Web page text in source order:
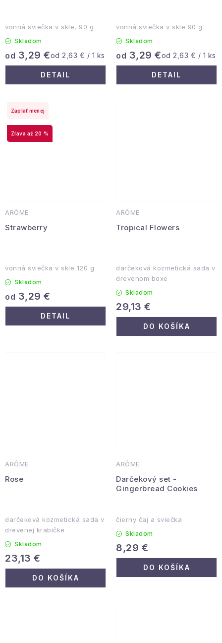
vonná sviečka v skle, 90 g
Skladom
od 3,29 €Jednotková
cena:
od 2,63 € / 1 ks
DETAIL
vonná sviečka v skle 90 g
Skladom
od 3,29 €Jednotková
cena:
od 2,63 € / 1 ks
DETAIL
ARÔME
Strawberry
až 20 %
Zaplať menej
vonná sviečka v skle 120 g
Skladom
od 3,29 €
DETAIL
ARÔME
Tropical Flowers
darčeková kozmetická sada v
drevenom boxe
Skladom
29,13 €
DO KOŠÍKA
ARÔME
Rose
darčeková kozmetická sada v
drevenej krabičke
Skladom
23,13 €
DO KOŠÍKA
ARÔME
Darčekový set -
Gingerbread Cookies
čierny čaj a sviečka
Skladom
8,29 €
DO KOŠÍKA